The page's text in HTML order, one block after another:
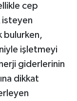
cep
isteyen
bulurken,
işletmeyi
giderlerinin
dikkat